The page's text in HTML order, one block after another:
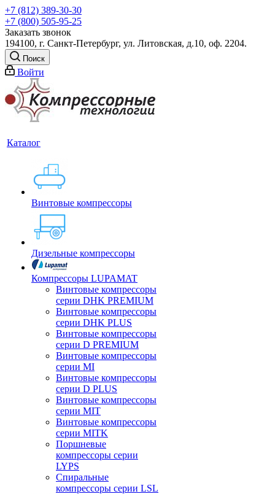
+7 (812) 389-30-30
+7 (800) 505-95-25
Заказать звонок
194100, г. Санкт-Петербург, ул. Литовская, д.10, оф. 2204.
Поиск
Войти
Каталог
Винтовые компрессоры
Дизельные компрессоры
Компрессоры LUPAMAT
Винтовые компрессоры
серии DHK PREMIUM
Винтовые компрессоры
серии DHK PLUS
Винтовые компрессоры
серии D PREMIUM
Винтовые компрессоры
серии MI
Винтовые компрессоры
серии D PLUS
Винтовые компрессоры
серии MIT
Винтовые компрессоры
серии MITK
Поршневые
компрессоры серии
LYPS
Спиральные
компрессоры серии LSL